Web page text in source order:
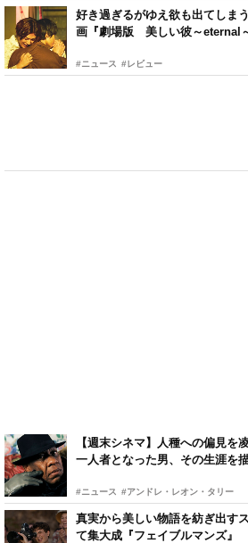
好き過ぎるがゆえ欲も出てしま
画『劇場版 美しい彼～eternal
#ニュース #レビュー
【週末シネマ】人種への偏見を
一人者となった男、その生涯を
#ニュース #アンドレ・レオン・タリー
真実から美しい物語を紡ぎ出す
て集大成『フェイブルマンズ』